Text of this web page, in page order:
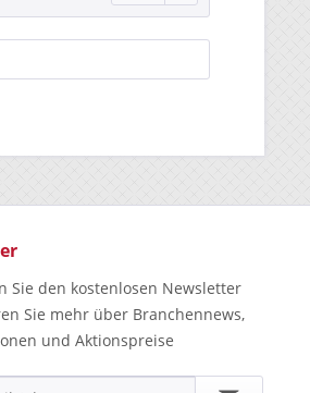
Sie den kostenlosen Newsletter
Sie mehr über Branchennews,
und Aktionspreise